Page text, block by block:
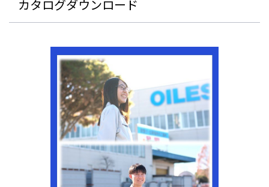
カタログダウンロード